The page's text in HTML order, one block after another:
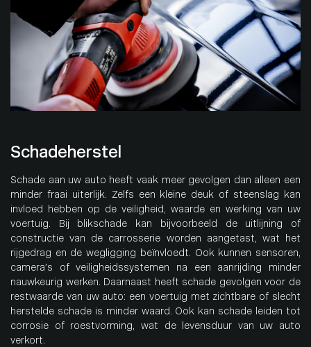
Schadeherstel
Schade aan uw auto heeft vaak meer gevolgen dan alleen een
minder fraai uiterlijk. Zelfs een kleine deuk of steenslag kan
invloed hebben op de veiligheid, waarde en werking van uw
voertuig. Bij blikschade kan bijvoorbeeld de uitlijning of
constructie van de carrosserie worden aangetast, wat het
rijgedrag en de wegligging beïnvloedt. Ook kunnen sensoren,
camera’s of veiligheidssystemen na een aanrijding minder
nauwkeurig werken. Daarnaast heeft schade gevolgen voor de
restwaarde van uw auto: een voertuig met zichtbare of slecht
herstelde schade is minder waard. Ook kan schade leiden tot
corrosie of roestvorming, wat de levensduur van uw auto
verkort.